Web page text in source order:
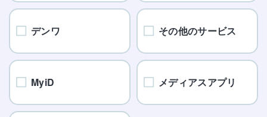
デンワ その他のサービス
MyiD メディアスアプリ